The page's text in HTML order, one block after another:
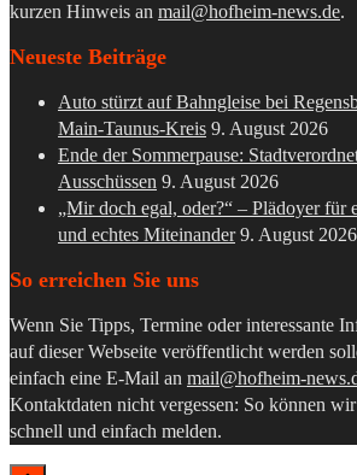
kurzen Hinweis an mail@hofheim-news.de.
Neueste Beiträge
Auto stürzt auf Bahngleise bei
Main-Taunus-Kreis 9. August 2026
Ende der Sommerpause:
Ausschüssen 9. August 2026
„Mir doch egal, oder?“ – Plädoyer für
und echtes Miteinander 9. August 2026
So erreichen Sie uns
Wenn Sie Tipps, Termine oder interessante
auf dieser Webseite veröffentlicht werden
einfach eine E-Mail an mail@hofheim-
Kontaktdaten nicht vergessen: So können
schnell und einfach melden.